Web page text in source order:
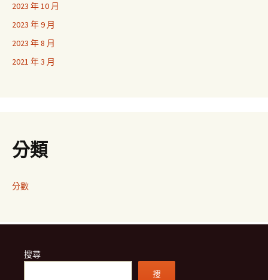
2023 年 10 月
2023 年 9 月
2023 年 8 月
2021 年 3 月
分類
分數
搜尋
搜